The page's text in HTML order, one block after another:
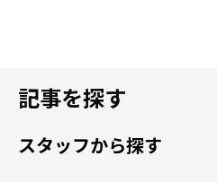
記事を探す
スタッフから探す